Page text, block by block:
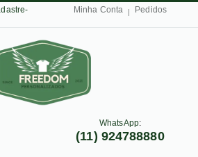
Minha Conta Pedidos
WhatsApp:
(11) 924788880